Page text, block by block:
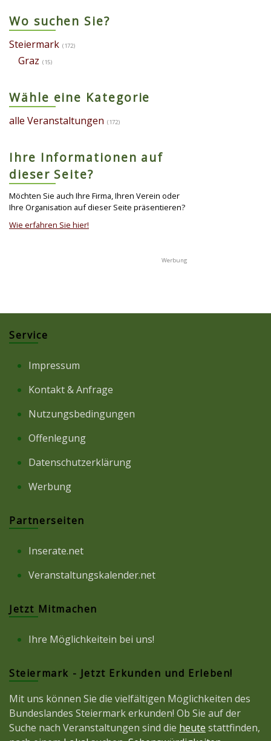
Wo suchen Sie?
Steiermark (172)
Graz (15)
Wähle eine Kategorie
alle Veranstaltungen (172)
Ihre Informationen auf
dieser Seite?
Möchten Sie auch Ihre Firma, Ihren Verein oder
Ihre Organisation auf dieser Seite präsentieren?
Wie erfahren Sie hier!
Service
Impressum
Kontakt & Anfrage
Nutzungsbedingungen
Offenlegung
Datenschutzerklärung
Werbung
Partnerseiten
Inserate.net
Veranstaltungskalender.net
Jetzt Mitmachen
Ihre Möglichkeitein bei uns!
Steiermark - Jetzt Erkunden und Erleben!
Mit uns können Sie die vielfältigen Möglichkeiten des
Bundeslandes Steiermark erkunden! Ob Sie auf der
Suche nach Veranstaltungen sind die heute stattfinden,